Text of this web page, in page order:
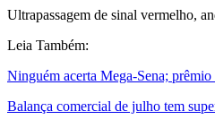
Ultrapassagem de sinal vermelho,
Leia Também:
Ninguém acerta Mega-Sena;
Balança comercial de julho tem